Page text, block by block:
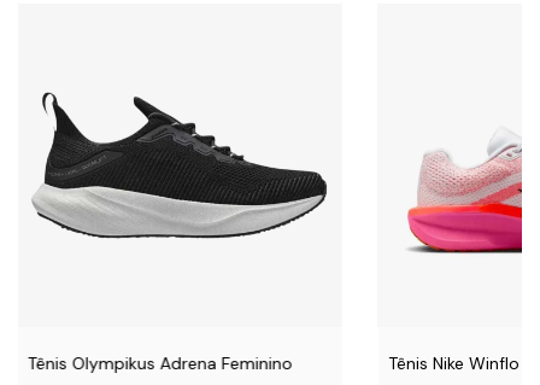
Tênis Olympikus Adrena Feminino Tênis Nike Winflo